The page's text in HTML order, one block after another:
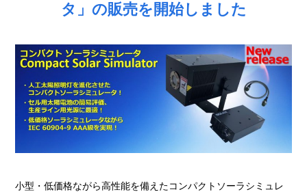
タ」の販売を開始しました
小型・低価格ながら高性能を備えたコンパクトソーラシミュレ